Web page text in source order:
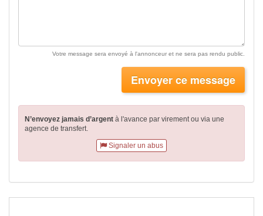
Votre message sera envoyé à l'annonceur et ne sera pas rendu public.
Envoyer ce message
N’envoyez jamais d’argent à l'avance par virementou via une
agence de transfert.
Signaler un abus